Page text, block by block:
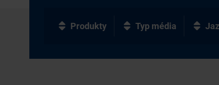
Produkty Typ média